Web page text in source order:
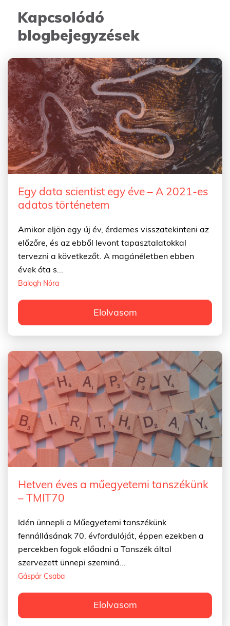
Kapcsolódó
blogbejegyzések
Egy data scientist egy éve – A 2021-es
adatos történetem
Amikor eljön egy új év, érdemes visszatekinteni az
előzőre, és az ebből levont tapasztalatokkal
tervezni a következőt. A magánéletben ebben
évek óta s...
Balogh Nóra
Elolvasom
Hetven éves a műegyetemi tanszékünk
– TMIT70
Idén ünnepli a Műegyetemi tanszékünk
fennállásának 70. évfordulóját, éppen ezekben a
percekben fogok előadni a Tanszék által
szervezett ünnepi szeminá...
Gáspár Csaba
Elolvasom